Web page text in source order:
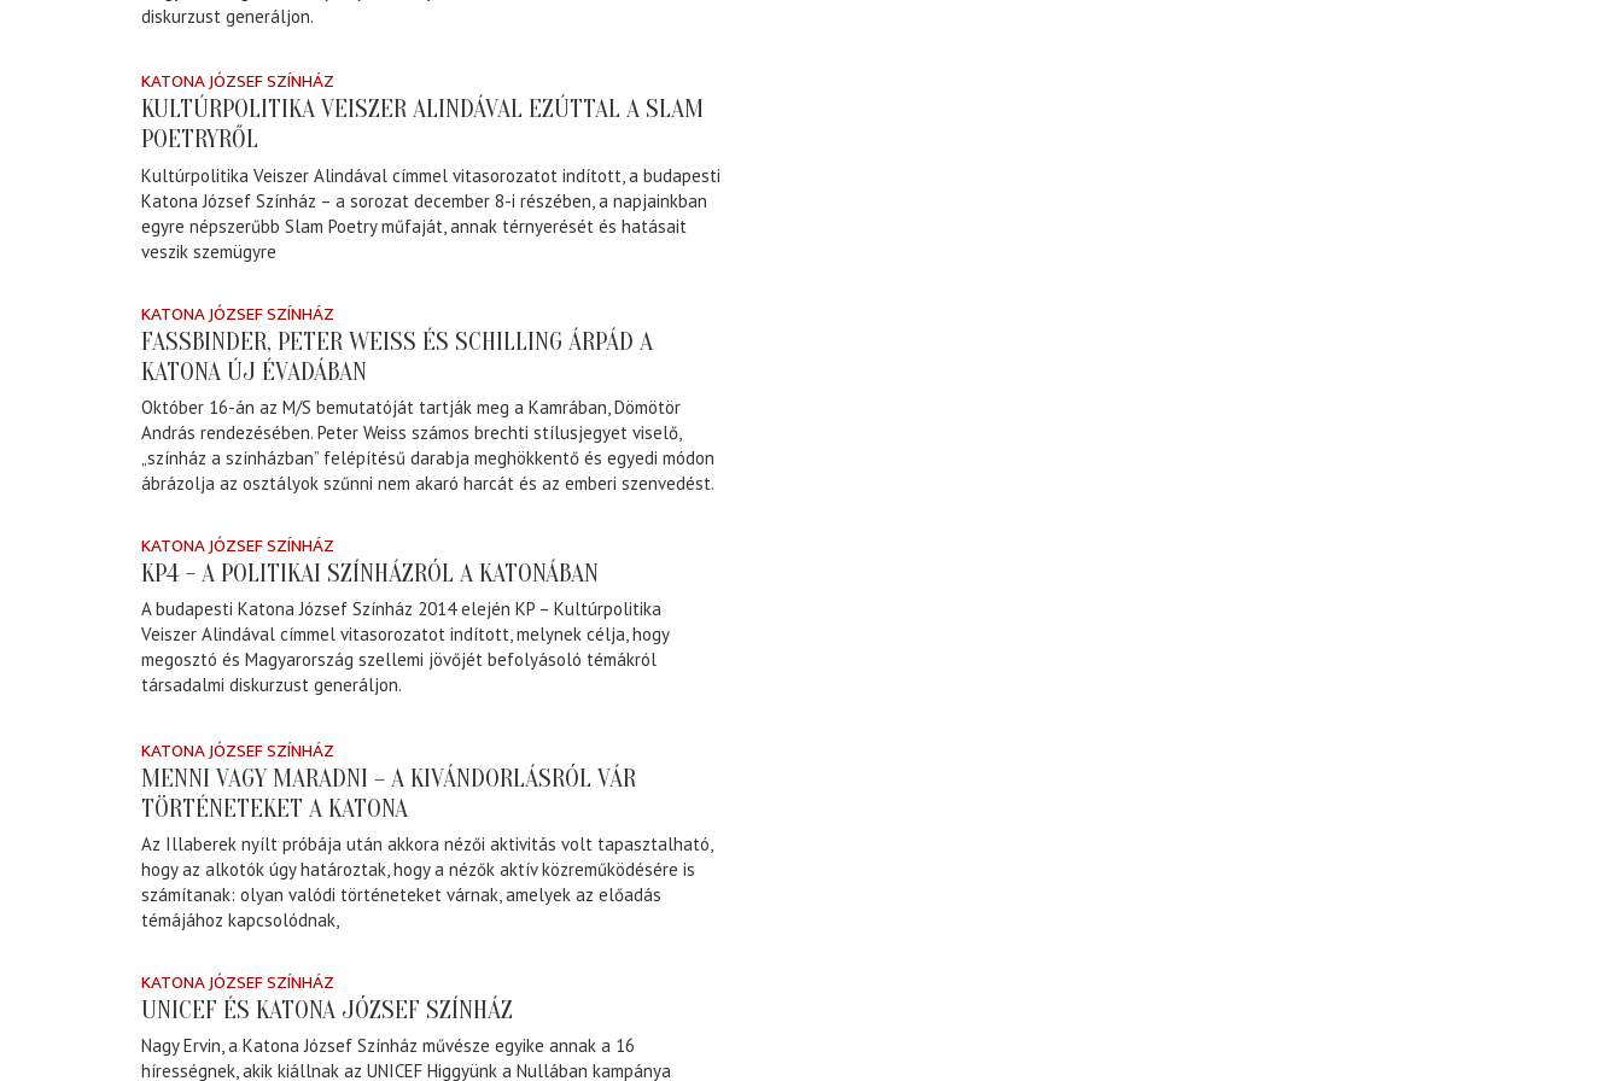
diskurzust generáljon.
KATONA JÓZSEF SZÍNHÁZ
KULTÚRPOLITIKA VEISZER ALINDÁVAL EZÚTTAL A SLAM
POETRYRŐL
Kultúrpolitika Veiszer Alindával címmel vitasorozatot indított, a budapesti
Katona József Színház – a sorozat december 8-i részében, a napjainkban
egyre népszerűbb Slam Poetry műfaját, annak térnyerését és hatásait
veszik szemügyre
KATONA JÓZSEF SZÍNHÁZ
FASSBINDER, PETER WEISS ÉS SCHILLING ÁRPÁD A
KATONA ÚJ ÉVADÁBAN
Október 16-án az M/S bemutatóját tartják meg a Kamrában, Dömötör
András rendezésében. Peter Weiss számos brechti stílusjegyet viselő,
„színház a színházban” felépítésű darabja meghökkentő és egyedi módon
ábrázolja az osztályok szűnni nem akaró harcát és az emberi szenvedést.
KATONA JÓZSEF SZÍNHÁZ
KP4 - A POLITIKAI SZÍNHÁZRÓL A KATONÁBAN
A budapesti Katona József Színház 2014 elején KP – Kultúrpolitika
Veiszer Alindával címmel vitasorozatot indított, melynek célja, hogy
megosztó és Magyarország szellemi jövőjét befolyásoló témákról
társadalmi diskurzust generáljon.
KATONA JÓZSEF SZÍNHÁZ
MENNI VAGY MARADNI – A KIVÁNDORLÁSRÓL VÁR
TÖRTÉNETEKET A KATONA
Az Illaberek nyílt próbája után akkora nézői aktivitás volt tapasztalható,
hogy az alkotók úgy határoztak, hogy a nézők aktív közreműködésére is
számítanak: olyan valódi történeteket várnak, amelyek az előadás
témájához kapcsolódnak,
KATONA JÓZSEF SZÍNHÁZ
UNICEF ÉS KATONA JÓZSEF SZÍNHÁZ
Nagy Ervin, a Katona József Színház művésze egyike annak a 16
hírességnek, akik kiállnak az UNICEF Higgyünk a Nullában kampánya